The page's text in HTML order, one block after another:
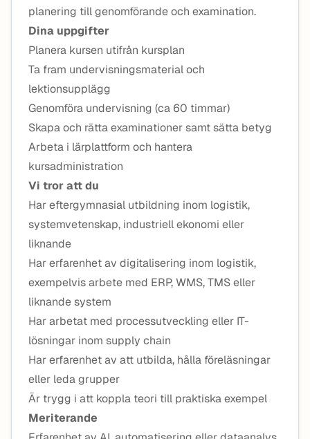
planering till genomförande och examination.
Dina uppgifter
Planera kursen utifrån kursplan
Ta fram undervisningsmaterial och
lektionsupplägg
Genomföra undervisning (ca 60 timmar)
Skapa och rätta examinationer samt sätta betyg
Arbeta i lärplattform och hantera
kursadministration
Vi tror att du
Har eftergymnasial utbildning inom logistik,
systemvetenskap, industriell ekonomi eller
liknande
Har erfarenhet av digitalisering inom logistik,
exempelvis arbete med ERP, WMS, TMS eller
liknande system
Har arbetat med processutveckling eller IT-
lösningar inom supply chain
Har erfarenhet av att utbilda, hålla föreläsningar
eller leda grupper
Är trygg i att koppla teori till praktiska exempel
Meriterande